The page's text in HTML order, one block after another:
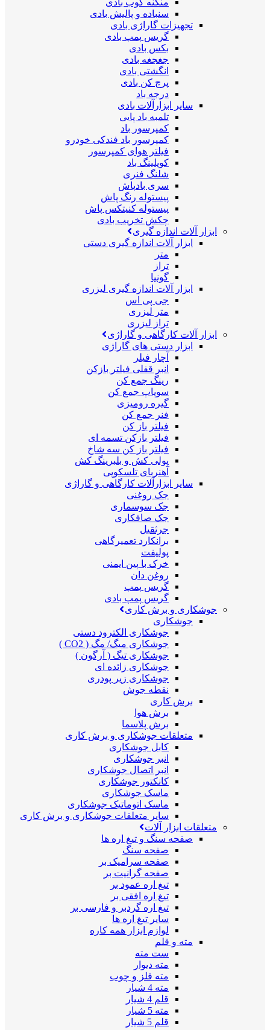
منگنه کوب بادی
سنباده و پالیش بادی
تجهیزات گاراژی بادی
گریس پمپ بادی
بکس بادی
جغجغه بادی
انگشتی بادی
پرچ کن بادی
درجه باد
سایر ابزارآلات بادی
تلمبه باد پایی
کمپرسور باد
کمپرسور باد فندکی خودرو
فیلتر هوای کمپرسور
کوپلینگ باد
شلنگ فنری
سری بادپاش
پیستوله رنگ پاش
پیستوله کنیتکس پاش
چکش تخریب بادی
ابزار آلات اندازه گیری
ابزار آلات اندازه گیری دستی
متر
تراز
گونیا
ابزار آلات اندازه گیری لیزری
جی پی اس
متر لیزری
تراز لیزری
ابزار آلات کارگاهی و گاراژی
ابزار دستی های گاراژی
آچار فیلر
انبر قفلی فیلتر بازکن
رینگ جمع کن
سوپاپ جمع کن
گیره رومیزی
فنر جمع کن
فیلتر باز کن
فیلتر بازکن تسمه ای
فیلتر باز کن سه شاخ
پولی کش و بلبرینگ کش
آهنربای تلسکوپی
سایر ابزارآلات کارگاهی و گاراژی
جک روغنی
جک سوسماری
جک صافکاری
جرثقیل
برانکارد تعمیرگاهی
پولیفت
خرک با پین ایمنی
روغن دان
گریس پمپ
گریس پمپ بادی
جوشکاری و برش کاری
جوشکاری
جوشکاری الکترود دستی
جوشکاری میگ/ مگ ( CO2 )
جوشکاری تیگ ( آرگون )
جوشکاری زائده ای
جوشکاری زیر پودری
نقطه جوش
برش کاری
برش هوا
برش پلاسما
متعلقات جوشکاری و برش کاری
کابل جوشکاری
انبر جوشکاری
انبر اتصال جوشکاری
کانکتور جوشکاری
ماسک جوشکاری
ماسک اتوماتیک جوشکاری
سایر متعلقات جوشکاری و برش کاری
متعلقات ابزار آلات
صفحه سنگ و تیغ اره ها
صفحه سنگ
صفحه سرامیک بر
صفحه گرانیت بر
تیغ اره عمود بر
تیغ اره افقی بر
تیغ اره گردبر و فارسی بر
سایر تیغ اره ها
لوازم ابزار همه کاره
مته و قلم
ست مته
مته دیوار
مته فلز و چوب
مته 4 شیار
قلم 4 شیار
مته 5 شیار
قلم 5 شیار